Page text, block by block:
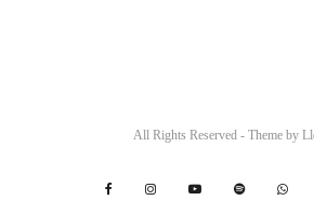
All Rights Reserved - Theme by